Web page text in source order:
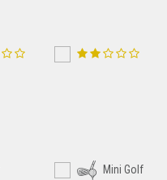
Mini Golf